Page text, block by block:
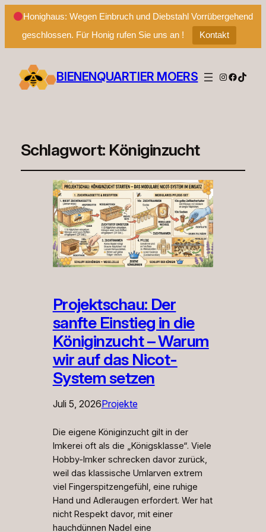
Honighaus: Wegen Einbruch und Diebstahl Vorrübergehend
geschlossen. Für Honig rufen Sie uns an !
Kontakt
BIENENQUARTIER MOERS Instagram
Schlagwort: Königinzucht
Projektschau: Der
sanfte Einstieg in die
Königinzucht – Warum
wir auf das Nicot-
System setzen
Juli 5, 2026Projekte
Die eigene Königinzucht gilt in der
Imkerei oft als die „Königsklasse“. Viele
Hobby-Imker schrecken davor zurück,
weil das klassische Umlarven extrem
viel Fingerspitzengefühl, eine ruhige
Hand und Adleraugen erfordert. Wer hat
nicht Respekt davor, mit einer
hauchdünnen Nadel eine